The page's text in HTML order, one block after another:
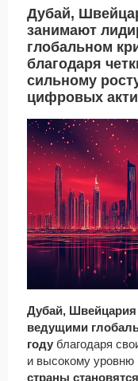
Дубай,
занимают
глобальном
благодаря
сильному
цифровых
Дубай,
ведущими
году благодаря
и высокому уровню
страны